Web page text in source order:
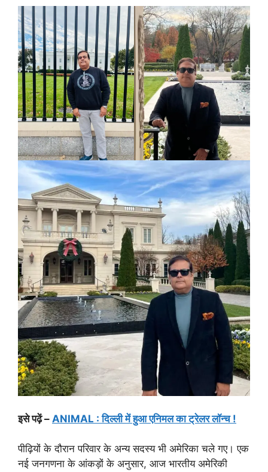
इसे पढ़ें – ANIMAL : दिल्ली में हुआ एनिमल का ट्रेलर लॉन्च !
पीढ़ियों के दौरान परिवार के अन्य सदस्य भी अमेरिका चले गए। एक
नई जनगणना के आंकड़ों के अनुसार, आज भारतीय अमेरिकी